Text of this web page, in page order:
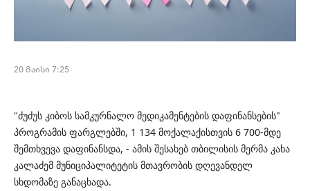
20 მაისი 7:25
"ძუძუს კიბოს სამკურნალო მედიკამენტების დაფინანსების"
პროგრამის ფარგლებში, 1 134 მოქალაქისთვის 6 700-მდე
შემთხვევა დაფინანსდა, - ამის შესახებ თბილისის მერმა კახა
კალაძემ მუნიციპალიტეტის მთავრობის დღევანდელ
სხდომაზე განაცხადა.